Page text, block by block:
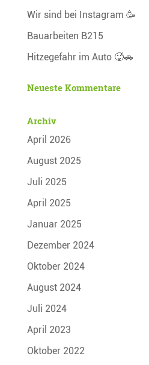
Wir sind bei Instagram 🥳
Bauarbeiten B215
Hitzegefahr im Auto 🥵🚗
Neueste Kommentare
Archiv
April 2026
August 2025
Juli 2025
April 2025
Januar 2025
Dezember 2024
Oktober 2024
August 2024
Juli 2024
April 2023
Oktober 2022